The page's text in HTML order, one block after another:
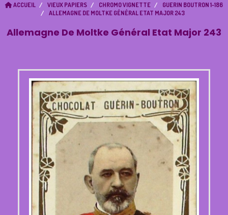
ACCUEIL VIEUX PAPIERS CHROMO VIGNETTE
GUERIN BOUTRON 1-186
ALLEMAGNE DE MOLTKE GÉNÉRAL ETAT MAJOR 243
Allemagne De Moltke Général Etat Major 243